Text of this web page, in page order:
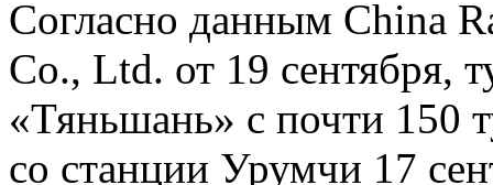
Согласно данным China
Co., Ltd. от 19 сентября,
«Тяньшань» с почти 150
со станции Урумчи 17